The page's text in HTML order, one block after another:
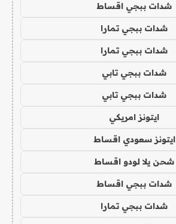
شدات ببجي اقساط
شدات ببجي تمارا
شدات ببجي تمارا
شدات ببجي تابي
شدات ببجي تابي
ايتونز امريكي
ايتونز سعودي اقساط
شحن يلا لودو اقساط
شدات ببجي اقساط
شدات ببجي تمارا